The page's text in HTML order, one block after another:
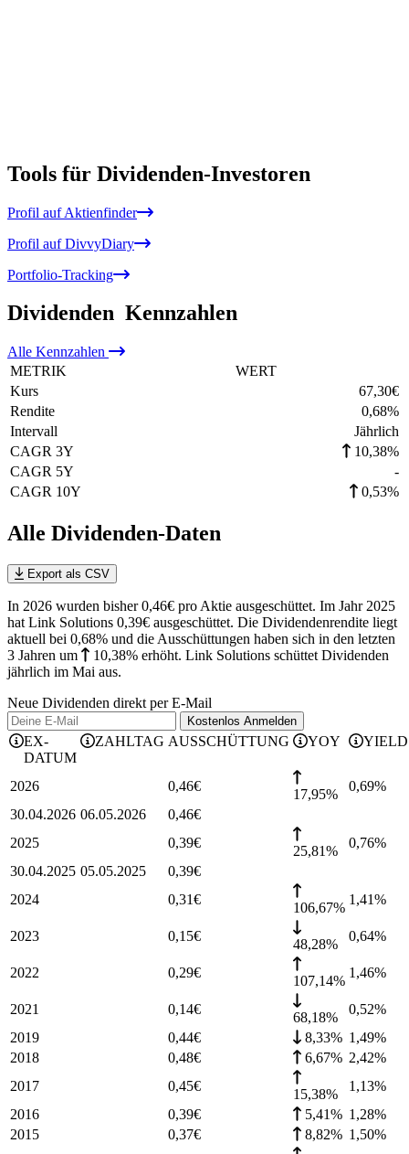
Tools für Dividenden-Investoren
Profil auf Aktienfinder
Profil auf DivvyDiary
Portfolio-Tracking
Dividenden Kennzahlen
Alle Kennzahlen
METRIK
WERT
Kurs
67,30€
Rendite
0,68%
Intervall
Jährlich
CAGR 3Y
10,38%
CAGR 5Y
-
CAGR 10Y
0,53%
Alle Dividenden-Daten
Export als CSV
In 2026 wurden bisher 0,46€ pro Aktie ausgeschüttet. Im Jahr 2025
hat Link Solutions 0,39€ ausgeschüttet. Die Dividendenrendite liegt
aktuell bei 0,68% und die Ausschüttungen haben sich in den letzten
3 Jahren um 10,38% erhöht. Link Solutions schüttet Dividenden
jährlich im Mai aus.
Neue Dividenden direkt per E-Mail
Kostenlos Anmelden
EX-
DATUM
ZAHLTAG AUSSCHÜTTUNG YOY YIELD
2026 0,46€
17,95%
0,69%
30.04.2026 06.05.2026 0,46€
2025
0,39€
25,81%
0,76%
30.04.2025 05.05.2025 0,39€
2024
0,31€
106,67%
1,41%
2023 0,15€
48,28%
0,64%
2022 0,29€
107,14%
1,46%
2021 0,14€
68,18%
0,52%
2019
0,44€ 8,33% 1,49%
2018
0,48€ 6,67% 2,42%
2017
0,45€
15,38%
1,13%
2016
0,39€ 5,41% 1,28%
2015
0,37€ 8,82% 1,50%